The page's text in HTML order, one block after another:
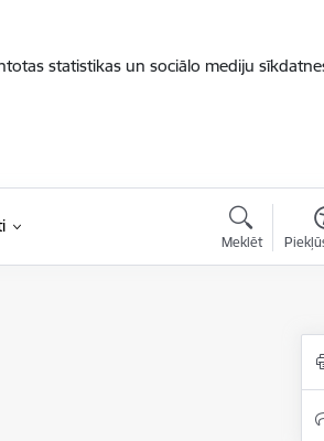
statistikas un sociālo mediju
Meklēt